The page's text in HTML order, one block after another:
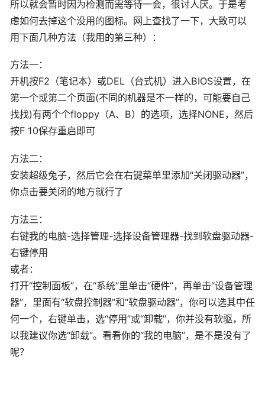
所以就会暂时因为检测而需等待一会，很讨人厌。于是考
虑如何去掉这个没用的图标。网上查找了一下，大致可以
用下面几种方法（我用的第三种）：
方法一：
开机按F2（笔记本）或DEL（台式机）进入BIOS设置，在
第一个或第二个页面(不同的机器是不一样的，可能要自己
找找)有两个个floppy（A、B）的选项，选择NONE，然后
按F 10保存重启即可
方法二：
安装超级兔子，然后它会在右键菜单里添加“关闭驱动器”，
你点击要关闭的地方就行了
方法三：
右键我的电脑-选择管理-选择设备管理器-找到软盘驱动器-
右键停用
或者：
打开“控制面板”，在“系统”里单击“硬件”，再单击“设备管理
器”，里面有“软盘控制器”和“软盘驱动器”，你可以选其中任
何一个，右键单击，选“停用”或“卸载”，你并没有软驱，所
以我建议你选“卸载”。看看你的“我的电脑”，是不是没有了
呢？